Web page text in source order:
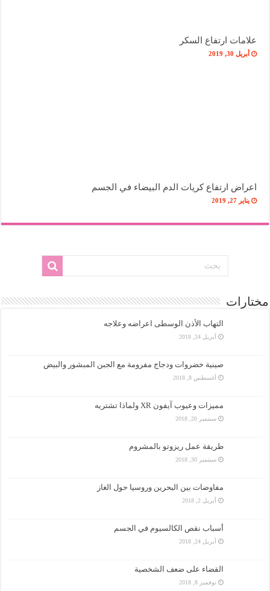
علامات ارتفاع السكر
أبريل 30, 2019
اعراض ارتفاع كريات الدم البيضاء في الجسم
يناير 27, 2019
مختارات
التهاب الأذن الوسطى اعراضه وعلاجه
أبريل 24, 2018
صينية خضروات ودجاج مفرومة مع الجبن المبشور والبيض
أغسطس 8, 2018
مميزات وعيوب آيفون XR ولماذا تشتريه
سبتمبر 20, 2018
طريقة عمل ريزوتو بالمشروم
سبتمبر 30, 2018
مفاوضات بين البحرين وروسيا حول الغاز
أبريل 2, 2018
أسباب نقص الكالسيوم في الجسم
أبريل 24, 2018
القضاء على ضعف الشخصية
نوفمبر 8, 2018